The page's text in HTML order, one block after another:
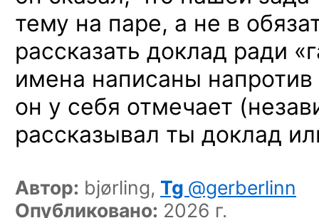
тему на паре, а не в
рассказать доклад ради
имена написаны
он у себя отмечает
рассказывал ты доклад
Автор: bjørling, Tg @gerberlinn
Опубликовано: 2026 г.